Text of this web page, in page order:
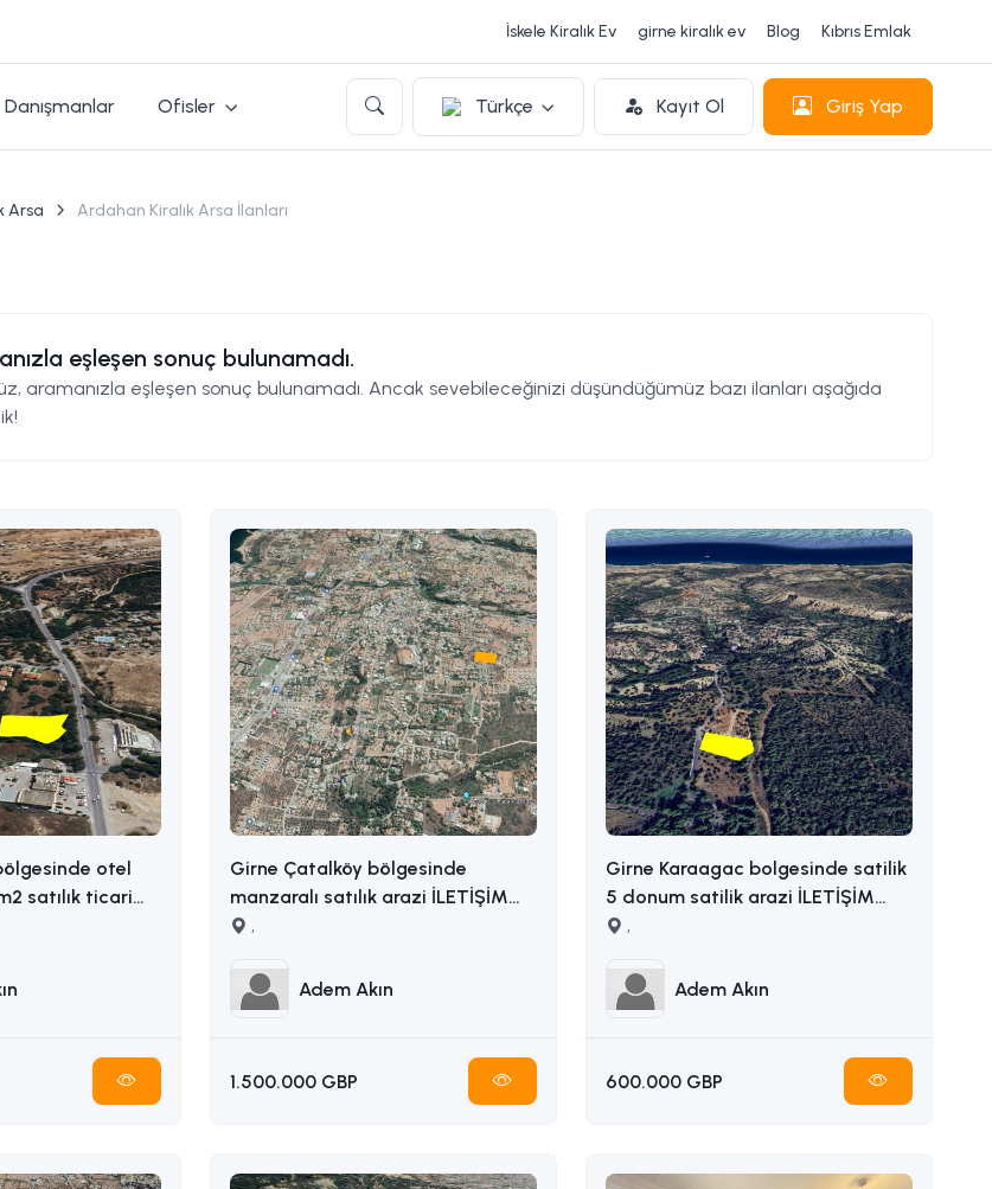
İskele Kiralık Ev girne kiralık ev Blog Kıbrıs Emlak
Danışmanlar Ofisler Türkçe Kayıt Ol Giriş Yap
Arsa Ardahan Kiralık Arsa İlanları
eşleşen sonuç bulunamadı.
aramanızla eşleşen sonuç bulunamadı. Ancak sevebileceğinizi düşündüğümüz bazı ilanları aşağıda
otel
satılık ticari
Girne Çatalköy bölgesinde
manzaralı satılık arazi İLETİŞİM
ADEM AKIN : 05338314949
,
Adem Akın
1.500.000 GBP
Girne Karaagac bolgesinde satilik
5 donum satilik arazi İLETİŞİM
ADEM AKIN : 05338314949
,
Adem Akın
600.000 GBP